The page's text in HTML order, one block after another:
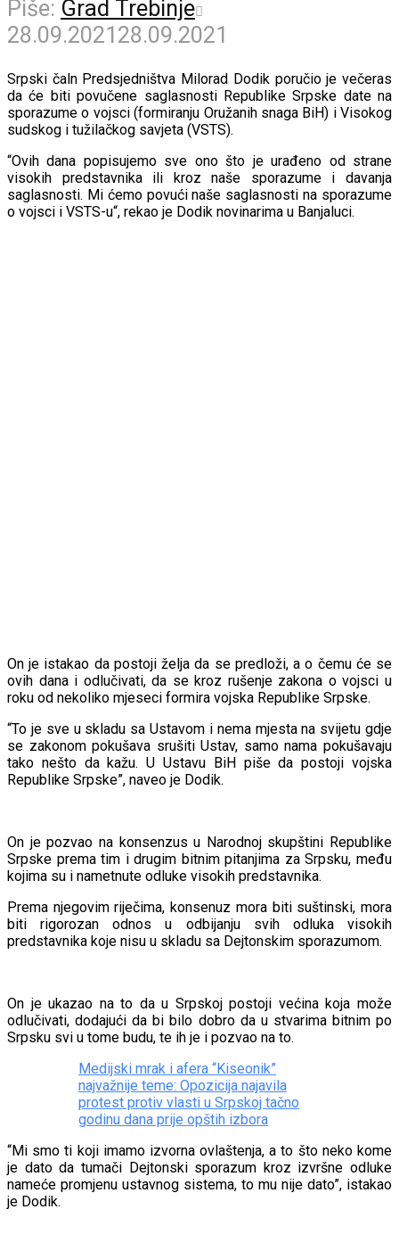
Piše: Grad Trebinje
28.09.202128.09.2021
Srpski čaln Predsjedništva Milorad Dodik poručio je večeras
da će biti povučene saglasnosti Republike Srpske date na
sporazume o vojsci (formiranju Oružanih snaga BiH) i Visokog
sudskog i tužilačkog savjeta (VSTS).
“Ovih dana popisujemo sve ono što je urađeno od strane
visokih predstavnika ili kroz naše sporazume i davanja
saglasnosti. Mi ćemo povući naše saglasnosti na sporazume
o vojsci i VSTS-u“, rekao je Dodik novinarima u Banjaluci.
On je istakao da postoji želja da se predloži, a o čemu će se
ovih dana i odlučivati, da se kroz rušenje zakona o vojsci u
roku od nekoliko mjeseci formira vojska Republike Srpske.
“To je sve u skladu sa Ustavom i nema mjesta na svijetu gdje
se zakonom pokušava srušiti Ustav, samo nama pokušavaju
tako nešto da kažu. U Ustavu BiH piše da postoji vojska
Republike Srpske”, naveo je Dodik.
On je pozvao na konsenzus u Narodnoj skupštini Republike
Srpske prema tim i drugim bitnim pitanjima za Srpsku, među
kojima su i nametnute odluke visokih predstavnika.
Prema njegovim riječima, konsenuz mora biti suštinski, mora
biti rigorozan odnos u odbijanju svih odluka visokih
predstavnika koje nisu u skladu sa Dejtonskim sporazumom.
On je ukazao na to da u Srpskoj postoji većina koja može
odlučivati, dodajući da bi bilo dobro da u stvarima bitnim po
Srpsku svi u tome budu, te ih je i pozvao na to.
Medijski mrak i afera “Kiseonik”
najvažnije teme: Opozicija najavila
protest protiv vlasti u Srpskoj tačno
godinu dana prije opštih izbora
“Mi smo ti koji imamo izvorna ovlaštenja, a to što neko kome
je dato da tumači Dejtonski sporazum kroz izvršne odluke
nameće promjenu ustavnog sistema, to mu nije dato”, istakao
je Dodik.